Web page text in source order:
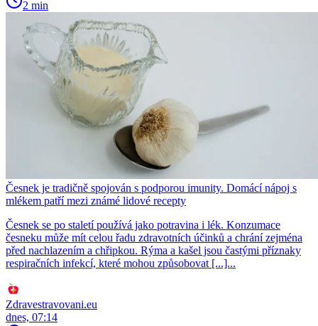
2 min
Česnek je tradičně spojován s podporou imunity. Domácí nápoj s
mlékem patří mezi známé lidové recepty
Česnek se po staletí používá jako potravina i lék. Konzumace
česneku může mít celou řadu zdravotních účinků a chrání zejména
před nachlazením a chřipkou. Rýma a kašel jsou častými příznaky
respiračních infekcí, které mohou způsobovat [...]...
Zdravestravovani.eu
dnes, 07:14